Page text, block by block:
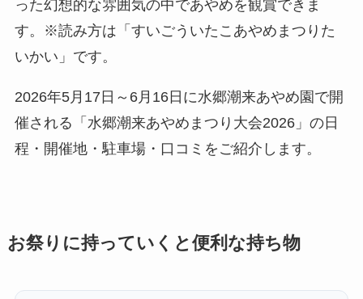
った幻想的な雰囲気の中であやめを観賞できま
す。※読み方は「すいごういたこあやめまつりた
いかい」です。
2026年5月17日～6月16日に水郷潮来あやめ園で開
催される「水郷潮来あやめまつり大会2026」の日
程・開催地・駐車場・口コミをご紹介します。
お祭りに持っていくと便利な持ち物